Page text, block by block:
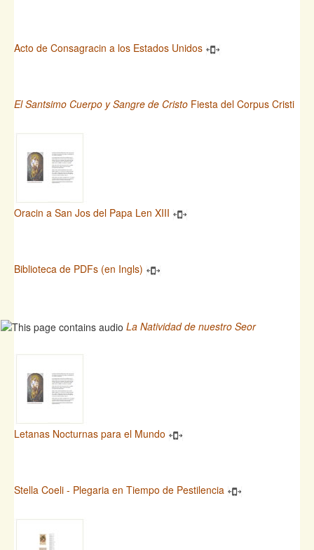
Acto de Consagracin a los Estados Unidos
El Santsimo Cuerpo y Sangre de Cristo Fiesta del Corpus Cristi
Oracin a San Jos del Papa Len XIII
Biblioteca de PDFs (en Ingls)
La Natividad de nuestro Seor
Letanas Nocturnas para el Mundo
Stella Coeli - Plegaria en Tiempo de Pestilencia